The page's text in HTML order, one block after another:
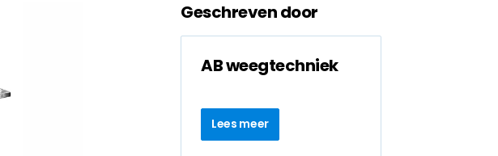
Geschreven door
AB weegtechniek
Lees meer